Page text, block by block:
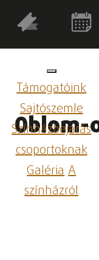
Támogatóink
Sajtószemle
Színházbejárás
csoportoknak
GalériaA
színházról